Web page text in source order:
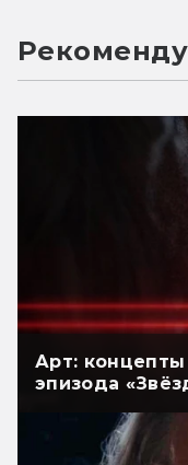
Арт: концепты
эпизода